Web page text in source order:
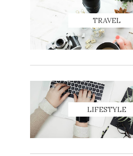
TRAVEL
LIFESTYLE